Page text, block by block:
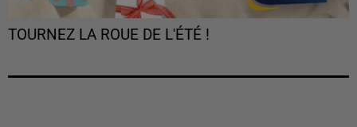
TOURNEZ LA ROUE DE L'ÉTÉ !